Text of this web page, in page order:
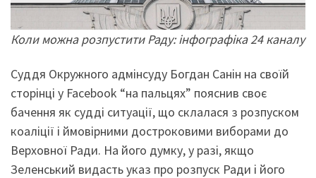
Коли можна розпустити Раду: інфографіка 24 каналу
Суддя Окружного адмінсуду Богдан Санін на своїй
сторінці у Facebook “на пальцях” пояснив своє
бачення як судді ситуації, що склалася з розпуском
коаліції і ймовірними достроковими виборами до
Верховної Ради. На його думку, у разі, якщо
Зеленський видасть указ про розпуск Ради і його